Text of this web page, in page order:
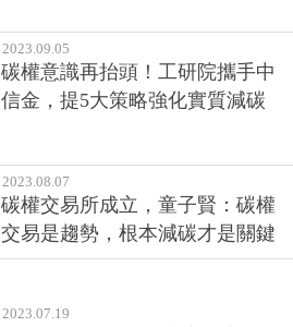
碳權意識再抬頭！工研院攜手中
信金，提5大策略強化實質減碳
2023.08.07
2023.07.19
6檔台股ETF股價創新高！高股息
過20%！